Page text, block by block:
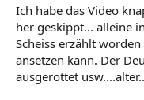
Ich habe das Video
her geskippt... alleine
Scheiss erzählt
ansetzen kann. Der
ausgerottet